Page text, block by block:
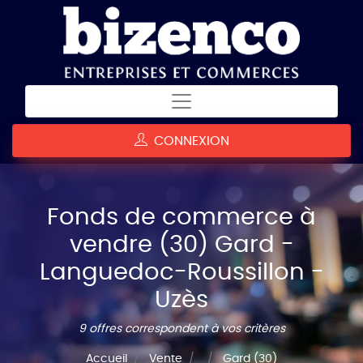
CONNEXION
Fonds de commerce à
vendre (30) Gard -
Languedoc-Roussillon -
Uzès
9 offres correspondent à vos critères
Accueil Vente Gard (30)